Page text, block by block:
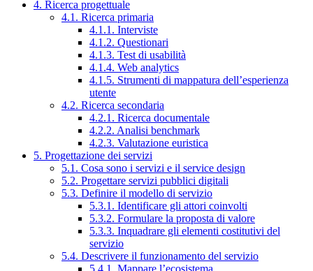
4. Ricerca progettuale
4.1. Ricerca primaria
4.1.1. Interviste
4.1.2. Questionari
4.1.3. Test di usabilità
4.1.4. Web analytics
4.1.5. Strumenti di mappatura dell’esperienza
utente
4.2. Ricerca secondaria
4.2.1. Ricerca documentale
4.2.2. Analisi benchmark
4.2.3. Valutazione euristica
5. Progettazione dei servizi
5.1. Cosa sono i servizi e il service design
5.2. Progettare servizi pubblici digitali
5.3. Definire il modello di servizio
5.3.1. Identificare gli attori coinvolti
5.3.2. Formulare la proposta di valore
5.3.3. Inquadrare gli elementi costitutivi del
servizio
5.4. Descrivere il funzionamento del servizio
5.4.1. Mappare l’ecosistema